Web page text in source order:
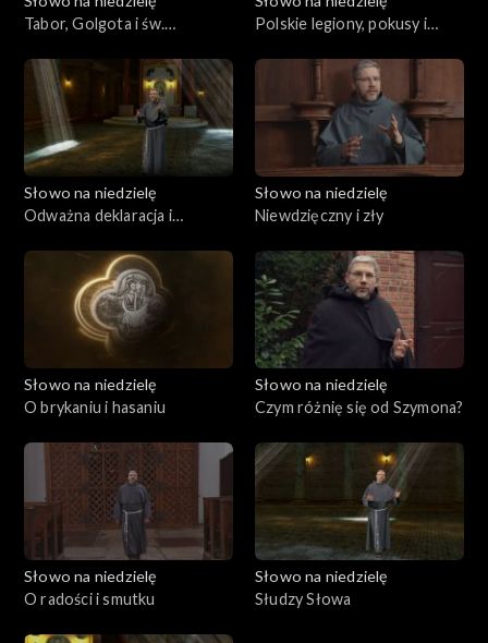
Tabor, Golgota i św.
Polskie legiony, pokusy i
Słowo na niedzielę
Odważna deklaracja i
Słowo na niedzielę
Niewdzięczny i zły
Słowo na niedzielę
O brykaniu i hasaniu
Słowo na niedzielę
Czym różnię się od Szymona?
Słowo na niedzielę
O radości i smutku
Słowo na niedzielę
Słudzy Słowa